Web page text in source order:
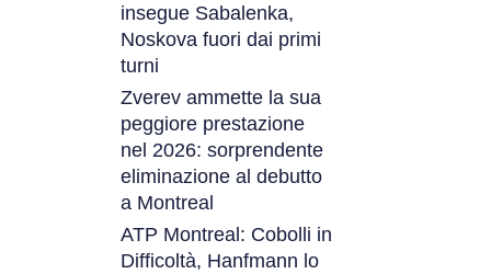
insegue Sabalenka,
Noskova fuori dai primi
turni
Zverev ammette la sua
peggiore prestazione
nel 2026: sorprendente
eliminazione al debutto
a Montreal
ATP Montreal: Cobolli in
Difficoltà, Hanfmann lo